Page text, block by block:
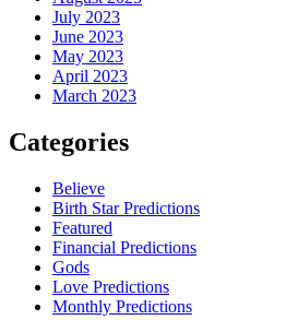
July 2023
June 2023
May 2023
April 2023
March 2023
Categories
Believe
Birth Star Predictions
Featured
Financial Predictions
Gods
Love Predictions
Monthly Predictions